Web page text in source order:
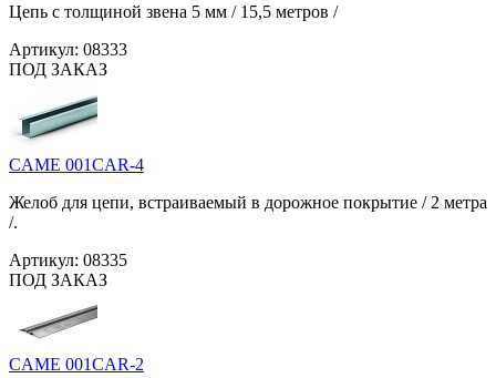
Цепь с толщиной звена 5 мм / 15,5 метров /
Артикул: 08333
ПОД ЗАКАЗ
CAME 001CAR-4
Желоб для цепи, встраиваемый в дорожное покрытие / 2 метра
/.
Артикул: 08335
ПОД ЗАКАЗ
CAME 001CAR-2